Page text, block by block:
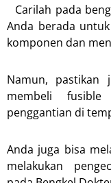
Carilah pada
Anda berada
komponen dan
Namun, pastikan
membeli
penggantian di
Anda juga bisa
melakukan